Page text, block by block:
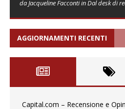
da Jacqueline Facconti in Dal desk di
AGGIORNAMENTI RECENTI
Capital.com – Recensione e